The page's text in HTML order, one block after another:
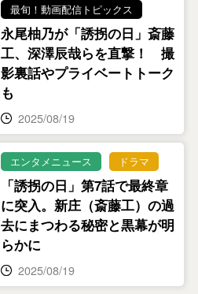
最旬！動画配信トピックス
永尾柚乃が「誘拐の日」斎藤
工、深澤辰哉らを直撃！ 撮
影裏話やプライベートトーク
も
2025/08/19
エンタメニュース ドラマ
「誘拐の日」第7話で最終章
に突入。新庄（斎藤工）の過
去にまつわる秘密と黒幕が明
らかに
2025/08/19